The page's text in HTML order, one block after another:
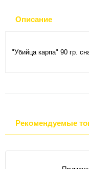
Описание
"Убийца карпа" 90 гр.
Рекомендуемые